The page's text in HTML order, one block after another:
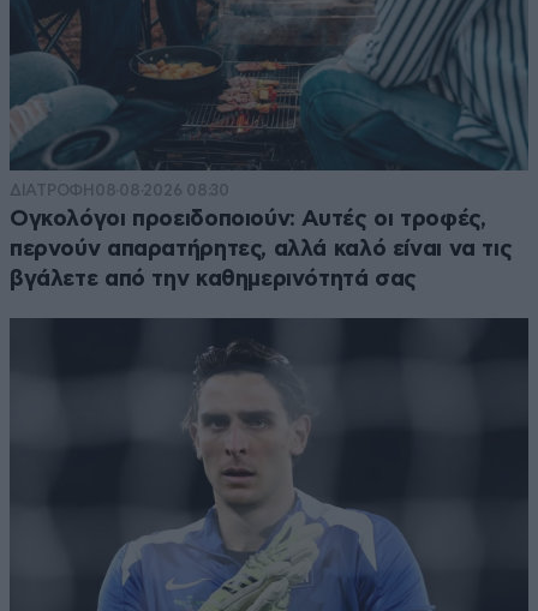
ΔΙΑΤΡΟΦΗ 08·08·2026 08:30
Ογκολόγοι προειδοποιούν: Αυτές οι τροφές,
περνούν απαρατήρητες, αλλά καλό είναι να τις
βγάλετε από την καθημερινότητά σας